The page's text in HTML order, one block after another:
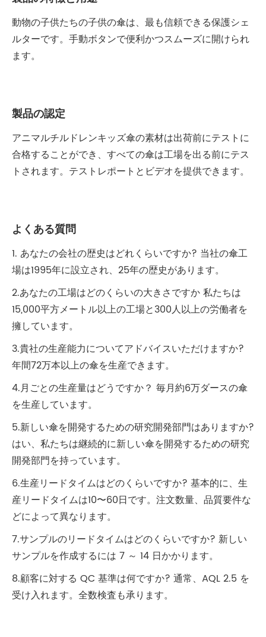
動物の子供たちの子供の傘は、最も信頼できる保護シェ
ルターです。手動ボタンで便利かつスムーズに開けられ
ます。
製品の認定
アニマルチルドレンキッズ傘の素材は出荷前にテストに
合格することができ、すべての傘は工場を出る前にテス
トされます。テストレポートとビデオを提供できます。
よくある質問
1. あなたの会社の歴史はどれくらいですか? 当社の傘工
場は1995年に設立され、25年の歴史があります。
2.あなたの工場はどのくらいの大きさですか 私たちは
15,000平方メートル以上の工場と300人以上の労働者を
擁しています。
3.貴社の生産能力についてアドバイスいただけますか?
年間72万本以上の傘を生産できます。
4.月ごとの生産量はどうですか？ 毎月約6万ダースの傘
を生産しています。
5.新しい傘を開発するための研究開発部門はありますか?
はい、私たちは継続的に新しい傘を開発するための研究
開発部門を持っています。
6.生産リードタイムはどのくらいですか? 基本的に、生
産リードタイムは10〜60日です。注文数量、品質要件な
どによって異なります。
7.サンプルのリードタイムはどのくらいですか? 新しい
サンプルを作成するには 7 ～ 14 日かかります。
8.顧客に対する QC 基準は何ですか? 通常、AQL 2.5 を
受け入れます。全数検査も承ります。